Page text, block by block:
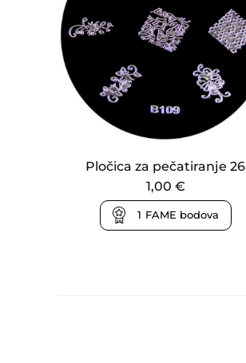
Pločica za pečatiranje 26
1,00 €
1 FAME bodova